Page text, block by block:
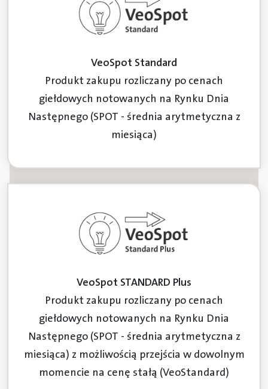
VeoSpot Standard
Produkt zakupu rozliczany po cenach
giełdowych notowanych na Rynku Dnia
Następnego (SPOT - średnia arytmetyczna z
miesiąca)
VeoSpot STANDARD Plus
Produkt zakupu rozliczany po cenach
giełdowych notowanych na Rynku Dnia
Następnego (SPOT - średnia arytmetyczna z
miesiąca) z możliwością przejścia w dowolnym
momencie na cenę stałą (VeoStandard)